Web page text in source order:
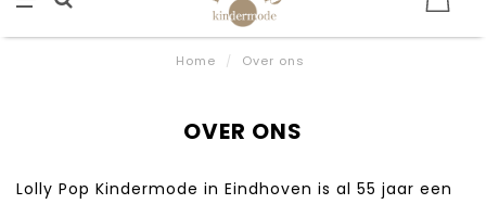
Home / Over ons
OVER ONS
Lolly Pop Kindermode in Eindhoven is al 55 jaar een